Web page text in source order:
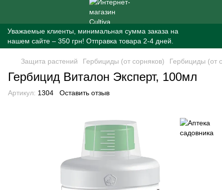
Уважаемые клиенты, минимальная сумма заказа на
нашем сайте – 350 грн! Отправка товара 2-4 дней.
Защита растений Гербициды (от сорняков) Гербициды (от
Гербицид Виталон Эксперт, 100мл
Артикул: 1304 Оставить отзыв